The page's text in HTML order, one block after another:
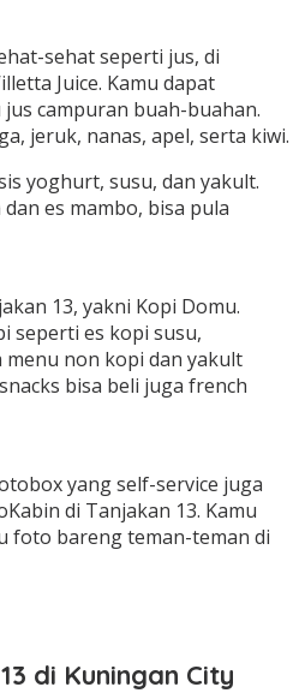
sehat seperti jus, di
Juice. Kamu dapat
campuran buah-buahan.
jeruk, nanas, apel, serta kiwi.
yoghurt, susu, dan yakult.
es mambo, bisa pula
13, yakni Kopi Domu.
seperti es kopi susu,
menu non kopi dan yakult
bisa beli juga french
yang self-service juga
di Tanjakan 13. Kamu
foto bareng teman-teman di
di Kuningan City